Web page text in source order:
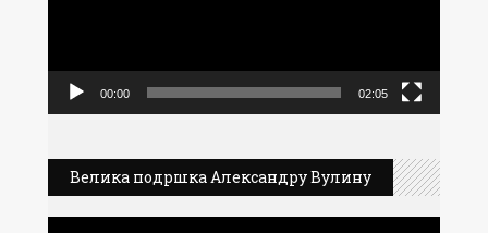
00:00 02:05
Велика подршка Александру Вулину